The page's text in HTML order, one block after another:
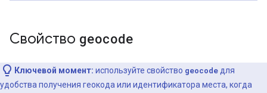
Свойство geocode
Ключевой момент: используйте свойство geocode для
удобства получения геокода или идентификатора места, когда